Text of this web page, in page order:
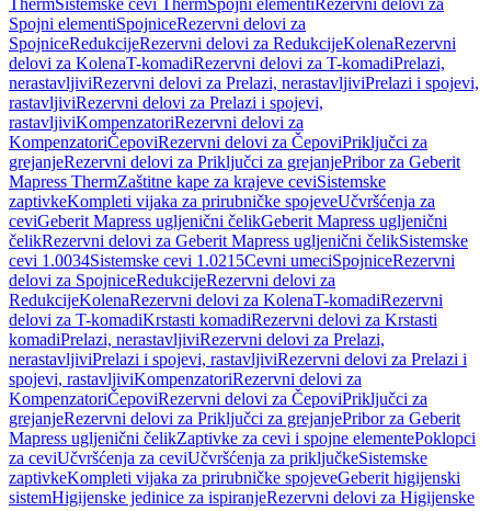
ThermSistemske cevi ThermSpojni elementi Rezervni delovi za
Spojni elementiSpojniceRezervni delovi za
SpojniceRedukcijeRezervni delovi za RedukcijeKolenaRezervni
delovi za KolenaT-komadiRezervni delovi za T-komadiPrelazi,
nerastavljiviRezervni delovi za Prelazi, nerastavljiviPrelazi i spojevi,
rastavljiviRezervni delovi za Prelazi i spojevi,
rastavljiviKompenzatoriRezervni delovi za
KompenzatoriČepoviRezervni delovi za ČepoviPriključci za
grejanjeRezervni delovi za Priključci za grejanjePribor za Geberit
Mapress ThermZaštitne kape za krajeve ceviSistemske
zaptivkeKompleti vijaka za prirubničke spojeveUčvršćenja za
ceviGeberit Mapress ugljenični čelikGeberit Mapress ugljenični
čelikRezervni delovi za Geberit Mapress ugljenični čelikSistemske
cevi 1.0034Sistemske cevi 1.0215Cevni umeciSpojniceRezervni
delovi za SpojniceRedukcijeRezervni delovi za
RedukcijeKolenaRezervni delovi za KolenaT-komadiRezervni
delovi za T-komadiKrstasti komadiRezervni delovi za Krstasti
komadiPrelazi, nerastavljiviRezervni delovi za Prelazi,
nerastavljiviPrelazi i spojevi, rastavljiviRezervni delovi za Prelazi i
spojevi, rastavljiviKompenzatoriRezervni delovi za
KompenzatoriČepoviRezervni delovi za ČepoviPriključci za
grejanjeRezervni delovi za Priključci za grejanjePribor za Geberit
Mapress ugljenični čelikZaptivke za cevi i spojne elementePoklopci
za ceviUčvršćenja za ceviUčvršćenja za priključkeSistemske
zaptivkeKompleti vijaka za prirubničke spojeveGeberit higijenski
sistemHigijenske jedinice za ispiranjeRezervni delovi za Higijenske